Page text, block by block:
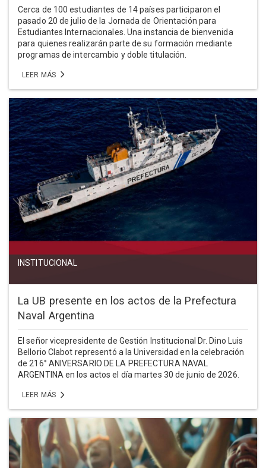
Cerca de 100 estudiantes de 14 países participaron el
pasado 20 de julio de la Jornada de Orientación para
Estudiantes Internacionales. Una instancia de bienvenida
para quienes realizarán parte de su formación mediante
programas de intercambio y doble titulación.
LEER MÁS
INSTITUCIONAL
La UB presente en los actos de la Prefectura
Naval Argentina
El señor vicepresidente de Gestión Institucional Dr. Dino Luis
Bellorio Clabot representó a la Universidad en la celebración
de 216° ANIVERSARIO DE LA PREFECTURA NAVAL
ARGENTINA en los actos el día martes 30 de junio de 2026.
LEER MÁS